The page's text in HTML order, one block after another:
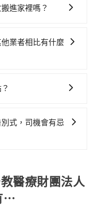
者撞凹的車門仍未被
停車位，對於急著用
不小的風險。最後，
，就顯得非常不便。
坑受騙。雖然台中到
以上，分坐兩台計程
品質穩定的tripool，
，可先確定您的預
眾運輸或較貴的計程
便舒適且每個人攤提
便利性：需要便利性
進家裡嗎？
。」
業者相比有什麼
保障和方便。只需在
，並且可以按照自己
本身，還可以體驗周
多的故事和經驗，豐
式，司機會有忌
事等作業，建議在訂
機可配合，以避免後
或小費，則可以由
醫療財團法人
⋯